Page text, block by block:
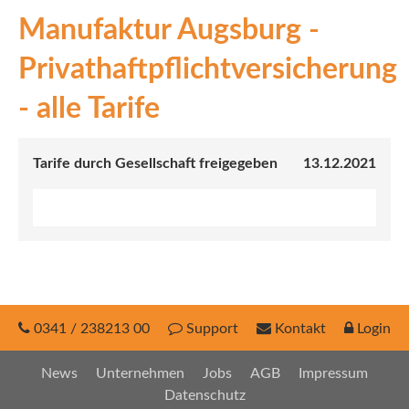
INEX
Sach
Leben
Manufaktur Augsburg -
Privathaftpflichtversicherung
- alle Tarife
13.12.2021
Tarife durch Gesellschaft freigegeben
0341 / 238213 00 Support Kontakt Login
News Unternehmen Jobs AGB
Impressum
Datenschutz